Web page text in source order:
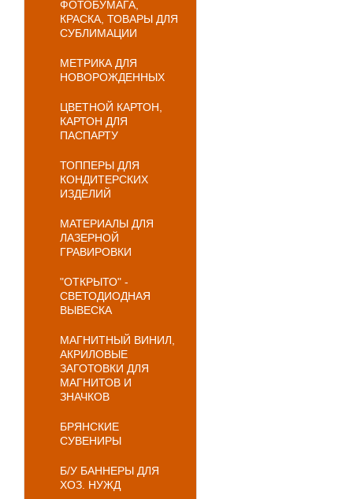
ФОТОБУМАГА,
КРАСКА, ТОВАРЫ ДЛЯ
СУБЛИМАЦИИ
МЕТРИКА ДЛЯ
НОВОРОЖДЕННЫХ
ЦВЕТНОЙ КАРТОН,
КАРТОН ДЛЯ
ПАСПАРТУ
ТОППЕРЫ ДЛЯ
КОНДИТЕРСКИХ
ИЗДЕЛИЙ
МАТЕРИАЛЫ ДЛЯ
ЛАЗЕРНОЙ
ГРАВИРОВКИ
"ОТКРЫТО" -
СВЕТОДИОДНАЯ
ВЫВЕСКА
МАГНИТНЫЙ ВИНИЛ,
АКРИЛОВЫЕ
ЗАГОТОВКИ ДЛЯ
МАГНИТОВ И
ЗНАЧКОВ
БРЯНСКИЕ
СУВЕНИРЫ
Б/У БАННЕРЫ ДЛЯ
ХОЗ. НУЖД